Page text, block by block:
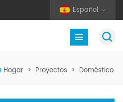
Español
Hogar > Proyectos > Doméstico